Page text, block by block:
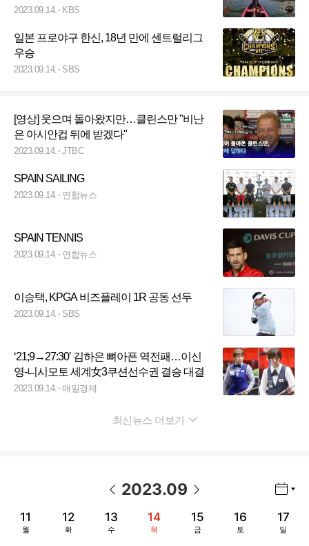
2023.09.14. KBS
일본 프로야구 한신, 18년 만에 센트럴리그
우승
2023.09.14. SBS
[영상] 웃으며 돌아왔지만…클린스만 "비난
은 아시안컵 뒤에 받겠다"
2023.09.14. JTBC
SPAIN SAILING
2023.09.14. 연합뉴스
SPAIN TENNIS
2023.09.14. 연합뉴스
이승택, KPGA 비즈플레이 1R 공동 선두
2023.09.14. SBS
‘21;9→27:30’ 김하은 뼈아픈 역전패…이신
영-니시모토 세계女3쿠션선수권 결승 대결
2023.09.14. 매일경제
최신뉴스 더보기
2023.09
11
월
12
화
13
수
14
목
15
금
16
토
17
일